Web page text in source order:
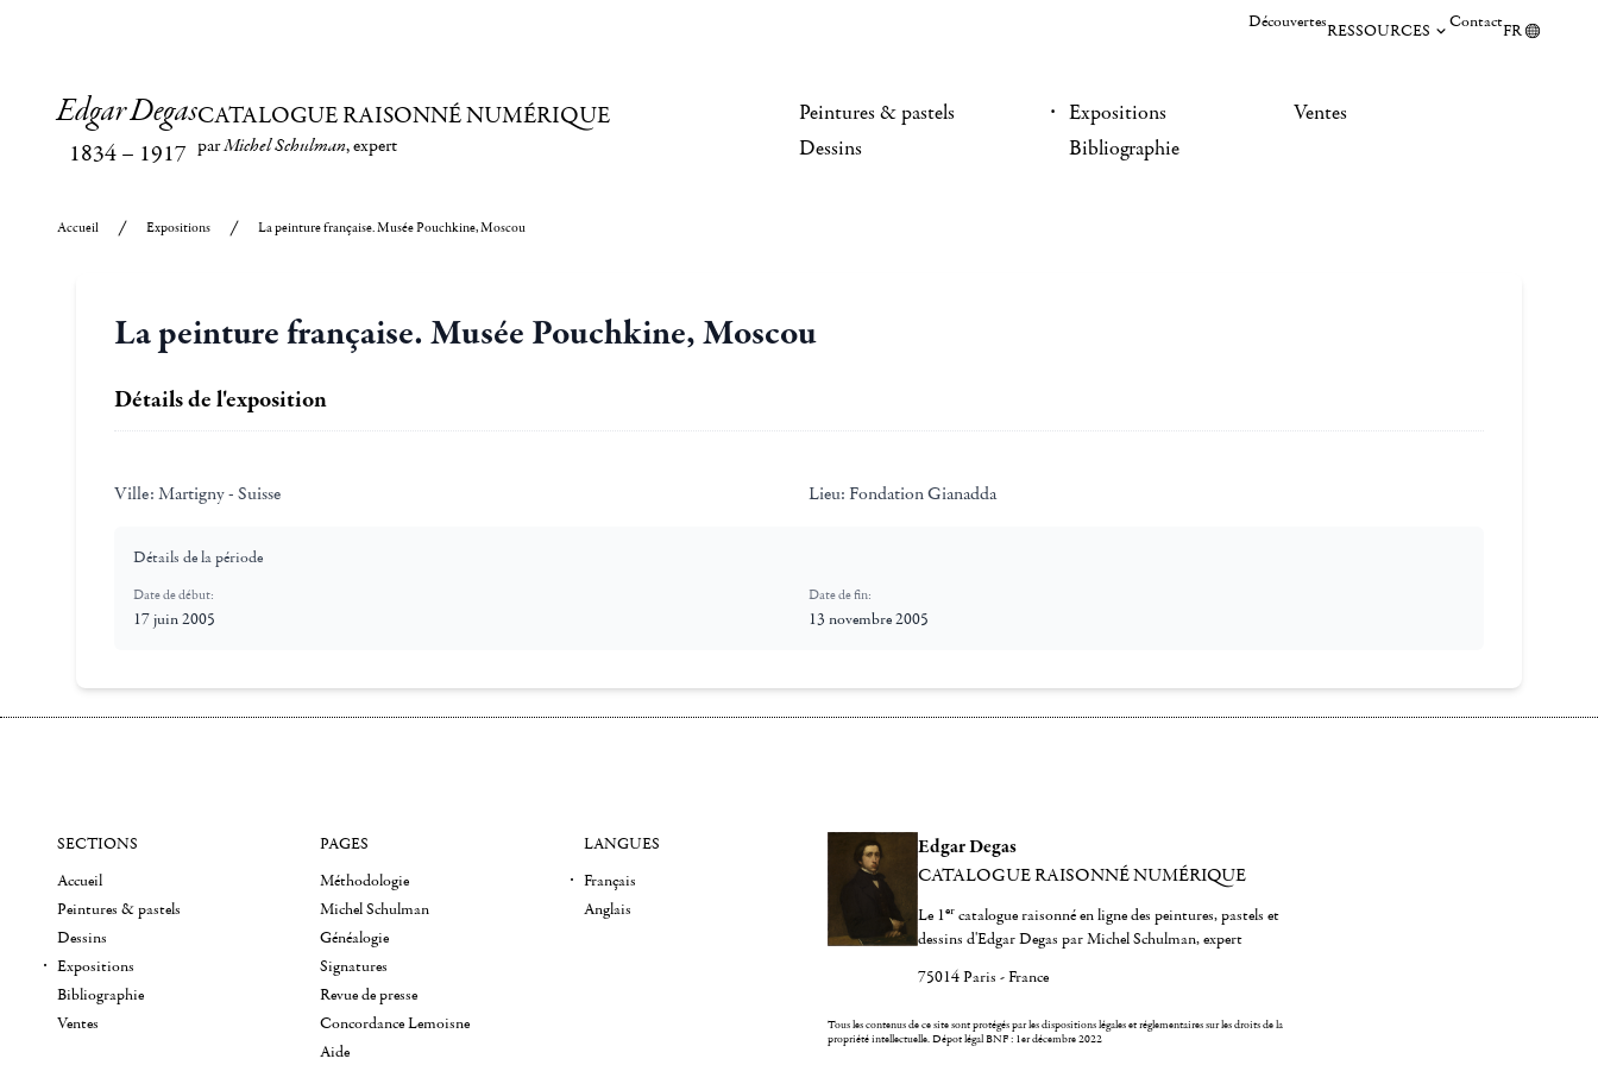
DécouvertesRESSOURCES ContactFR
Edgar Degas
1834– 1917
CATALOGUE RAISONNÉ NUMÉRIQUE
parMichel Schulman, expert
Peintures & pastels
Dessins
Expositions
Bibliographie
Ventes
Accueil Expositions La peinture française. Musée Pouchkine, Moscou
La peinture française. Musée Pouchkine, Moscou
Détails de l'exposition
Ville: Martigny - Suisse Lieu: Fondation Gianadda
Détails de la période
Date de début:
17 juin 2005
Date de fin:
13 novembre 2005
Edgar Degas
CATALOGUE RAISONNÉ NUMÉRIQUE
Le 1er catalogue raisonné en ligne des peintures, pastels et
dessins d'Edgar Degas par Michel Schulman, expert
75014 Paris - France
Tous les contenus de ce site sont protégés par les dispositions légales et réglementaires sur les droits de la
propriété intellectuelle.Dépot légal BNF : 1er décembre 2022
SECTIONS
Accueil
Peintures & pastels
Dessins
Expositions
Bibliographie
Ventes
PAGES
Méthodologie
Michel Schulman
Généalogie
Signatures
Revue de presse
Concordance Lemoisne
Aide
LANGUES
Français
Anglais